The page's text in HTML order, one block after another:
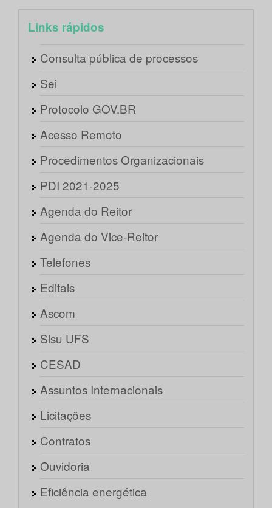
Links rápidos
Consulta pública de processos
Sei
Protocolo GOV.BR
Acesso Remoto
Procedimentos Organizacionais
PDI 2021-2025
Agenda do Reitor
Agenda do Vice-Reitor
Telefones
Editais
Ascom
Sisu UFS
CESAD
Assuntos Internacionais
Licitações
Contratos
Ouvidoria
Eficiência energética